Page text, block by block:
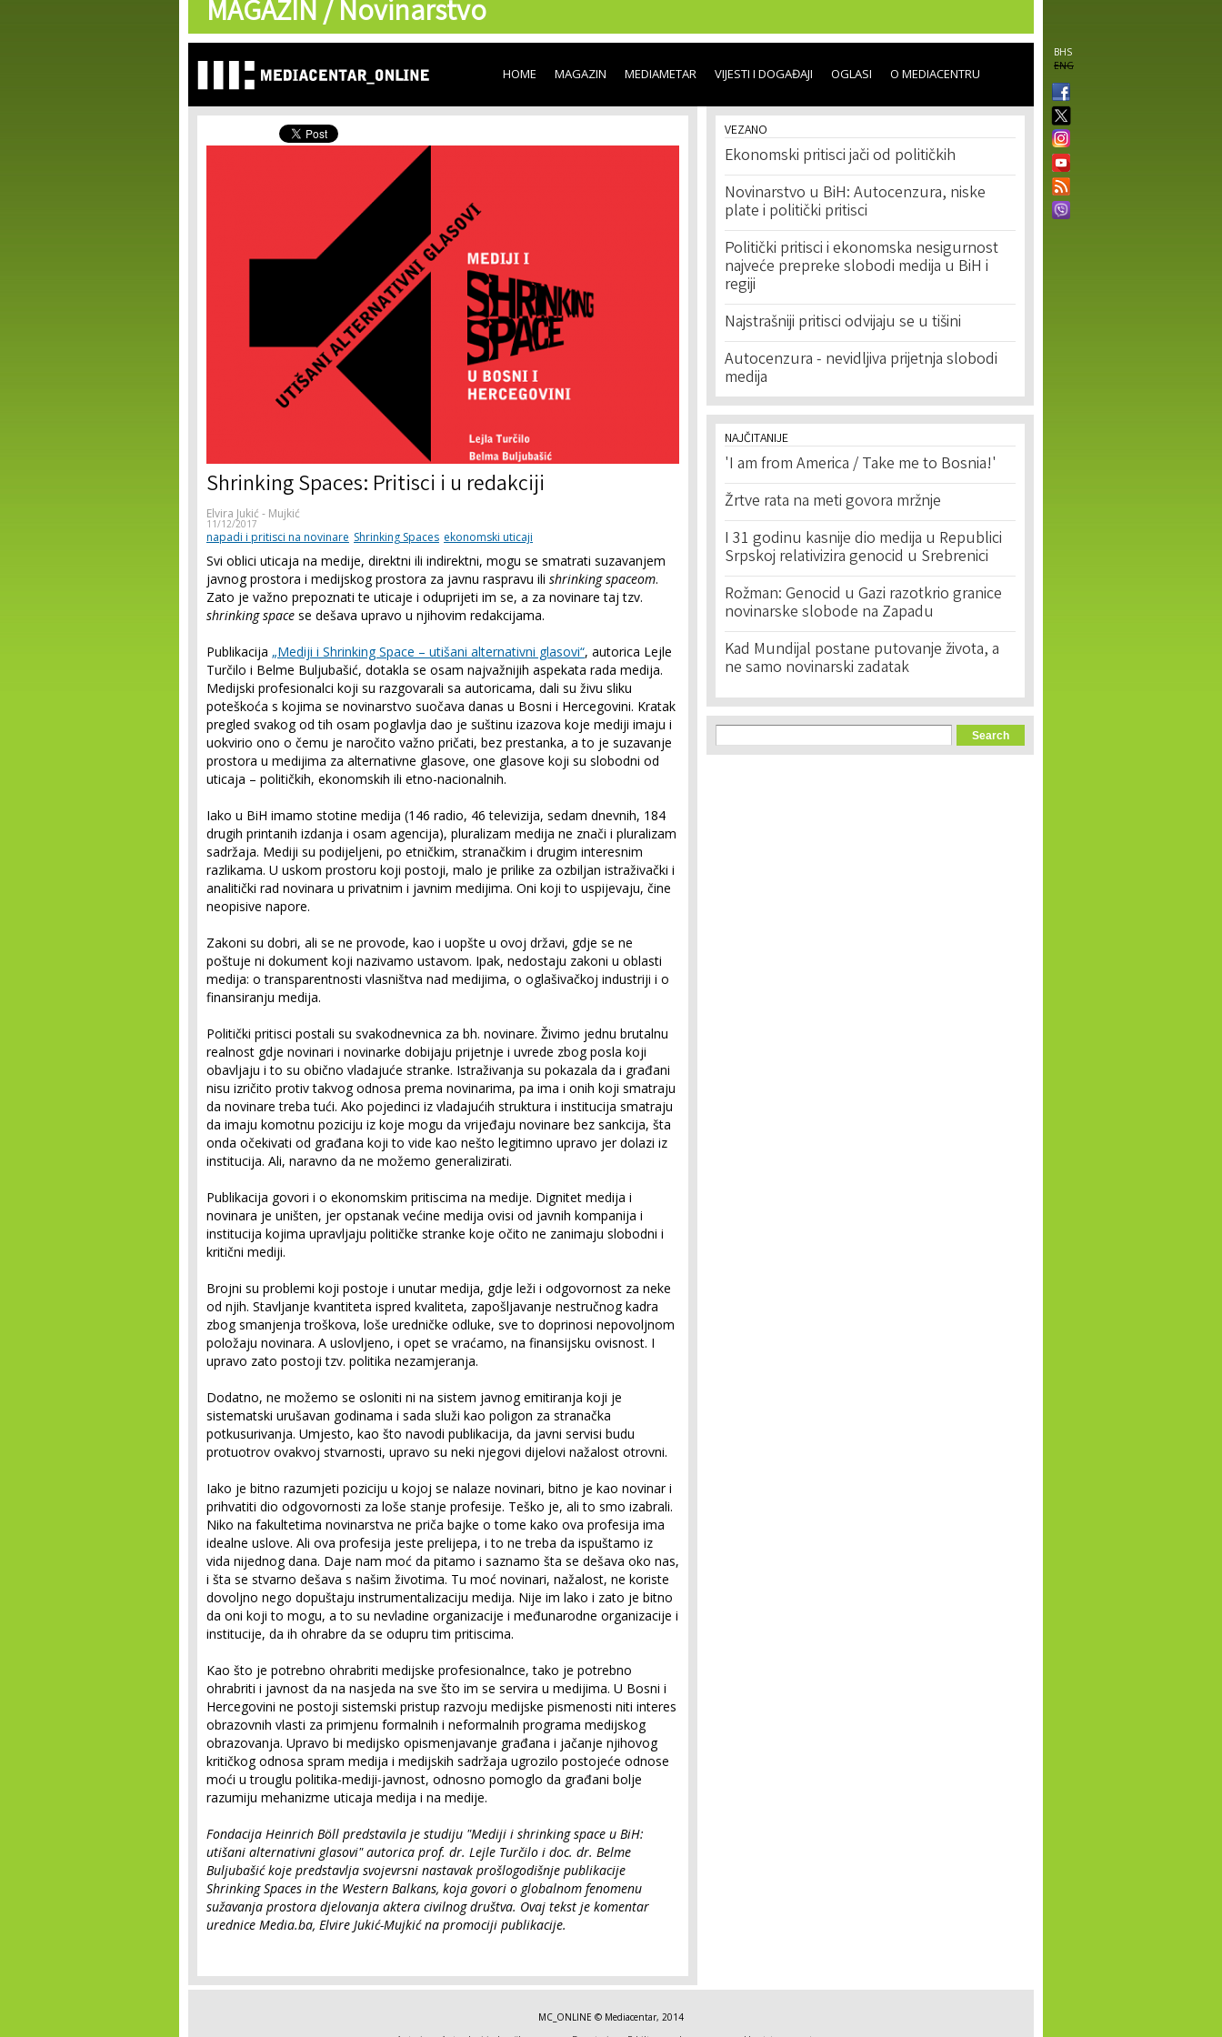
content
MAGAZIN /Novinarstvo
BHS
ENG
HOME MAGAZIN MEDIAMETAR VIJESTI I DOGAĐAJI OGLASI O MEDIACENTRU
Shrinking Spaces: Pritisci i u redakciji
Elvira Jukić - Mujkić
11/12/2017
napadi i pritisci na novinare Shrinking Spaces ekonomski uticaji
Svi oblici uticaja na medije, direktni ili indirektni, mogu se smatrati suzavanjem
javnog prostora i medijskog prostora za javnu raspravu ili shrinking spaceom.
Zato je važno prepoznati te uticaje i oduprijeti im se, a za novinare taj tzv.
shrinking space se dešava upravo u njihovim redakcijama.
Publikacija „Mediji i Shrinking Space – utišani alternativni glasovi“, autorica Lejle
Turčilo i Belme Buljubašić, dotakla se osam najvažnijih aspekata rada medija.
Medijski profesionalci koji su razgovarali sa autoricama, dali su živu sliku
poteškoća s kojima se novinarstvo suočava danas u Bosni i Hercegovini. Kratak
pregled svakog od tih osam poglavlja dao je suštinu izazova koje mediji imaju i
uokvirio ono o čemu je naročito važno pričati, bez prestanka, a to je suzavanje
prostora u medijima za alternativne glasove, one glasove koji su slobodni od
uticaja – političkih, ekonomskih ili etno-nacionalnih.
Iako u BiH imamo stotine medija (146 radio, 46 televizija, sedam dnevnih, 184
drugih printanih izdanja i osam agencija), pluralizam medija ne znači i pluralizam
sadržaja. Mediji su podijeljeni, po etničkim, stranačkim i drugim interesnim
razlikama. U uskom prostoru koji postoji, malo je prilike za ozbiljan istraživački i
analitički rad novinara u privatnim i javnim medijima. Oni koji to uspijevaju, čine
neopisive napore.
Zakoni su dobri, ali se ne provode, kao i uopšte u ovoj državi, gdje se ne
poštuje ni dokument koji nazivamo ustavom. Ipak, nedostaju zakoni u oblasti
medija: o transparentnosti vlasništva nad medijima, o oglašivačkoj industriji i o
finansiranju medija.
Politički pritisci postali su svakodnevnica za bh. novinare. Živimo jednu brutalnu
realnost gdje novinari i novinarke dobijaju prijetnje i uvrede zbog posla koji
obavljaju i to su obično vladajuće stranke. Istraživanja su pokazala da i građani
nisu izričito protiv takvog odnosa prema novinarima, pa ima i onih koji smatraju
da novinare treba tući. Ako pojedinci iz vladajućih struktura i institucija smatraju
da imaju komotnu poziciju iz koje mogu da vrijeđaju novinare bez sankcija, šta
onda očekivati od građana koji to vide kao nešto legitimno upravo jer dolazi iz
institucija. Ali, naravno da ne možemo generalizirati.
Publikacija govori i o ekonomskim pritiscima na medije. Dignitet medija i
novinara je uništen, jer opstanak većine medija ovisi od javnih kompanija i
institucija kojima upravljaju političke stranke koje očito ne zanimaju slobodni i
kritični mediji.
Brojni su problemi koji postoje i unutar medija, gdje leži i odgovornost za neke
od njih. Stavljanje kvantiteta ispred kvaliteta, zapošljavanje nestručnog kadra
zbog smanjenja troškova, loše uredničke odluke, sve to doprinosi nepovoljnom
položaju novinara. A uslovljeno, i opet se vraćamo, na finansijsku ovisnost. I
upravo zato postoji tzv. politika nezamjeranja.
Dodatno, ne možemo se osloniti ni na sistem javnog emitiranja koji je
sistematski urušavan godinama i sada služi kao poligon za stranačka
potkusurivanja. Umjesto, kao što navodi publikacija, da javni servisi budu
protuotrov ovakvoj stvarnosti, upravo su neki njegovi dijelovi nažalost otrovni.
Iako je bitno razumjeti poziciju u kojoj se nalaze novinari, bitno je kao novinar i
prihvatiti dio odgovornosti za loše stanje profesije. Teško je, ali to smo izabrali.
Niko na fakultetima novinarstva ne priča bajke o tome kako ova profesija ima
idealne uslove. Ali ova profesija jeste prelijepa, i to ne treba da ispuštamo iz
vida nijednog dana. Daje nam moć da pitamo i saznamo šta se dešava oko nas,
i šta se stvarno dešava s našim životima. Tu moć novinari, nažalost, ne koriste
dovoljno nego dopuštaju instrumentalizaciju medija. Nije im lako i zato je bitno
da oni koji to mogu, a to su nevladine organizacije i međunarodne organizacije i
institucije, da ih ohrabre da se odupru tim pritiscima.
Kao što je potrebno ohrabriti medijske profesionalnce, tako je potrebno
ohrabriti i javnost da na nasjeda na sve što im se servira u medijima. U Bosni i
Hercegovini ne postoji sistemski pristup razvoju medijske pismenosti niti interes
obrazovnih vlasti za primjenu formalnih i neformalnih programa medijskog
obrazovanja. Upravo bi medijsko opismenjavanje građana i jačanje njihovog
kritičkog odnosa spram medija i medijskih sadržaja ugrozilo postojeće odnose
moći u trouglu politika-mediji-javnost, odnosno pomoglo da građani bolje
razumiju mehanizme uticaja medija i na medije.
Fondacija Heinrich Böll predstavila je studiju "Mediji i shrinking space u BiH:
utišani alternativni glasovi" autorica prof. dr. Lejle Turčilo i doc. dr. Belme
Buljubašić koje predstavlja svojevrsni nastavak prošlogodišnje publikacije
Shrinking Spaces in the Western Balkans, koja govori o globalnom fenomenu
sužavanja prostora djelovanja aktera civilnog društva. Ovaj tekst je komentar
urednice Media.ba, Elvire Jukić-Mujkić na promociji publikacije.
VEZANO
Ekonomski pritisci jači od političkih
Novinarstvo u BiH: Autocenzura, niske
plate i politički pritisci
Politički pritisci i ekonomska nesigurnost
najveće prepreke slobodi medija u BiH i
regiji
Najstrašniji pritisci odvijaju se u tišini
Autocenzura - nevidljiva prijetnja slobodi
medija
NAJČITANIJE
'I am from America / Take me to Bosnia!'
Žrtve rata na meti govora mržnje
I 31 godinu kasnije dio medija u Republici
Srpskoj relativizira genocid u Srebrenici
Rožman: Genocid u Gazi razotkrio granice
novinarske slobode na Zapadu
Kad Mundijal postane putovanje života, a
ne samo novinarski zadatak
Search form
Search
MC_ONLINE © Mediacentar, 2014